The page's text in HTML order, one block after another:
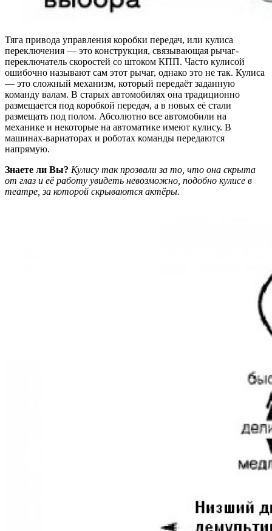
Тяга привода управления коробки передач, или кулиса
переключения — это конструкция, связывающая рычаг-
переключатель скоростей со штоком КПП. Часто кулисой
ошибочно называют сам этот рычаг, однако это не так. Кулиса
— это сложный механизм, который передаёт заданную
команду валам. В старых автомобилях она традиционно
размещается под коробкой передач, а в новых её стали
размещать под полом. Абсолютно все автомобили на
механике и некоторые на автоматике имеют кулису. В
машинах-вариаторах и роботах команды передаются
напрямую.
Знаете ли Вы? Кулису так прозвали за то, что она скрыта
от глаз и её работу увидеть невозможно, подобно кулисе в
театре, за которой скрываются актёры.